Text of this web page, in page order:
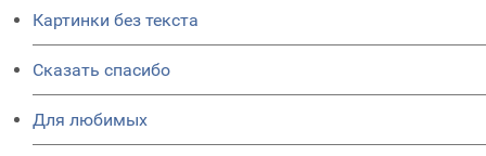
Картинки без текста
Сказать спасибо
Для любимых